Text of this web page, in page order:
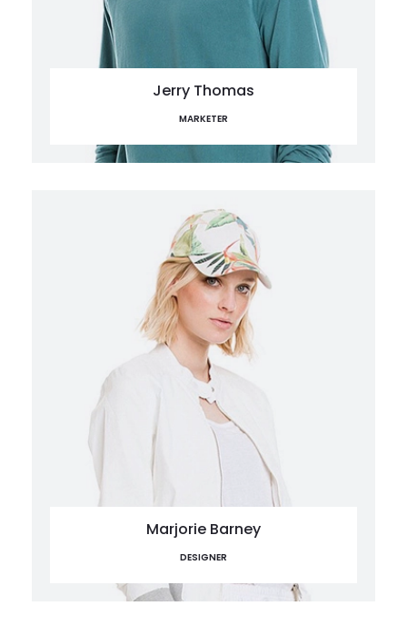
Jerry Thomas
MARKETER
Marjorie Barney
DESIGNER